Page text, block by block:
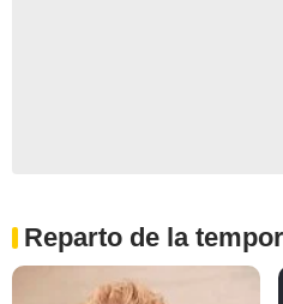
Reparto de la